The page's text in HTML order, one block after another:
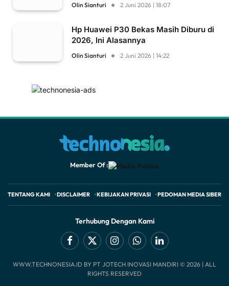
Olin Sianturi 2 Juni 2026 | 18:07
Hp Huawei P30 Bekas Masih Diburu di
2026, Ini Alasannya
Olin Sianturi 2 Juni 2026 | 14:22
Member Of :
TENTANG KAMI DISCLAIMER KEBIJAKAN PRIVASI PEDOMAN MEDIA SIBER
Terhubung Dengan Kami
Facebook
X
(Twitter)
InstagramWhatsAppLinkedIn
WWW.TECHNONESIA.ID BY PT JOTECH INOVASI MANDIRI © 2026 | ALL
RIGHTS RESERVED